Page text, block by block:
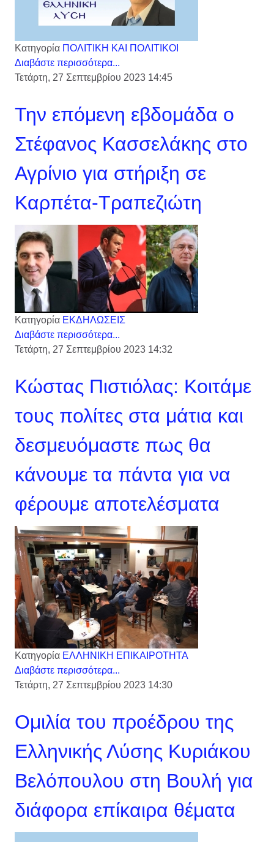
Κατηγορία ΠΟΛΙΤΙΚΗ ΚΑΙ ΠΟΛΙΤΙΚΟΙ
Διαβάστε περισσότερα...
Τετάρτη, 27 Σεπτεμβρίου 2023 14:45
Την επόμενη εβδομάδα ο
Στέφανος Κασσελάκης στο
Αγρίνιο για στήριξη σε
Καρπέτα-Τραπεζιώτη
Κατηγορία ΕΚΔΗΛΩΣΕΙΣ
Διαβάστε περισσότερα...
Τετάρτη, 27 Σεπτεμβρίου 2023 14:32
Κώστας Πιστιόλας: Κοιτάμε
τους πολίτες στα μάτια και
δεσμευόμαστε πως θα
κάνουμε τα πάντα για να
φέρουμε αποτελέσματα
Κατηγορία ΕΛΛΗΝΙΚΗ ΕΠΙΚΑΙΡΟΤΗΤΑ
Διαβάστε περισσότερα...
Τετάρτη, 27 Σεπτεμβρίου 2023 14:30
Ομιλία του προέδρου της
Ελληνικής Λύσης Κυριάκου
Βελόπουλου στη Βουλή για
διάφορα επίκαιρα θέματα